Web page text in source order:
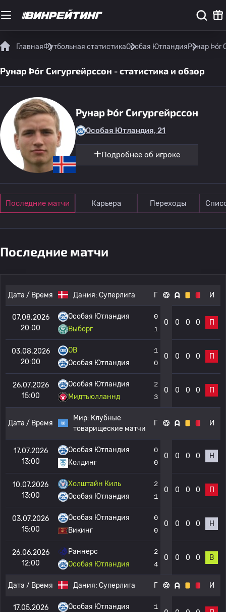
ГлавнаяФутбольная статистикаОсобая ЮтландияРунар Þór
Рунар Þór Сигургейрссон - статистика и обзор
Рунар Þór Сигургейрссон
Особая Ютландия, 21
Подробнее об игроке
Последние матчи Карьера Переходы
Последние матчи
Дата / Время Дания: Суперлига Г И
07.08.2026
20:00
Особая Ютландия
Выборг
0
1
0 0 0 0 П
03.08.2026
20:00
OB
Особая Ютландия
1
0
0 0 0 0 П
26.07.2026
15:00
Особая Ютландия
Мидтьюлланнд
2
3
0 0 0 0 П
Дата / Время
Мир: Клубные
товарищеские матчи
Г И
17.07.2026
13:00
Особая Ютландия
Колдинг
0
0
0 0 0 0 Н
10.07.2026
13:00
Холштайн Киль
Особая Ютландия
2
1
0 0 0 0 П
03.07.2026
15:00
Особая Ютландия
Викинг
0
0
0 0 0 0 Н
26.06.2026
12:00
Раннерс
Особая Ютландия
2
4
0 0 0 0 В
Дата / Время Дания: Суперлига Г И
17.05.2026
Особая Ютландия
1